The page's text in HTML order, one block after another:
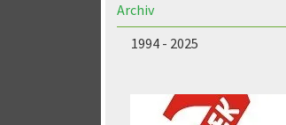
Archiv
1994 - 2025